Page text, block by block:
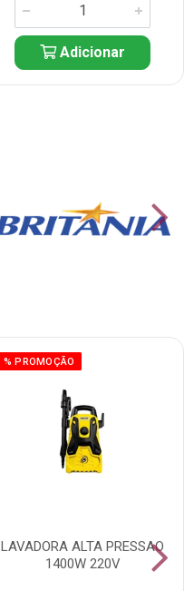
Adicionar
% PROMOÇÃO
LAVADORA ALTA PRESSAO
1400W 220V